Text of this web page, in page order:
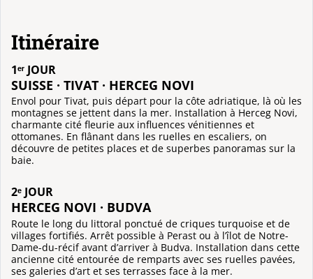
Itinéraire
1ᵉʳ JOUR
SUISSE · TIVAT · HERCEG NOVI
Envol pour Tivat, puis départ pour la côte adriatique, là où les
montagnes se jettent dans la mer. Installation à Herceg Novi,
charmante cité fleurie aux influences vénitiennes et
ottomanes. En flânant dans les ruelles en escaliers, on
découvre de petites places et de superbes panoramas sur la
baie.
2ᵉ JOUR
HERCEG NOVI · BUDVA
Route le long du littoral ponctué de criques turquoise et de
villages fortifiés. Arrêt possible à Perast ou à l’îlot de Notre-
Dame-du-récif avant d’arriver à Budva. Installation dans cette
ancienne cité entourée de remparts avec ses ruelles pavées,
ses galeries d’art et ses terrasses face à la mer.